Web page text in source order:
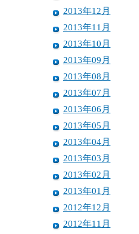
2013年12月
2013年11月
2013年10月
2013年09月
2013年08月
2013年07月
2013年06月
2013年05月
2013年04月
2013年03月
2013年02月
2013年01月
2012年12月
2012年11月